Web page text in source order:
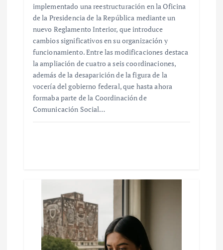
implementado una reestructuración en la Oficina
de la Presidencia de la República mediante un
nuevo Reglamento Interior, que introduce
cambios significativos en su organización y
funcionamiento. Entre las modificaciones destaca
la ampliación de cuatro a seis coordinaciones,
además de la desaparición de la figura de la
vocería del gobierno federal, que hasta ahora
formaba parte de la Coordinación de
Comunicación Social…